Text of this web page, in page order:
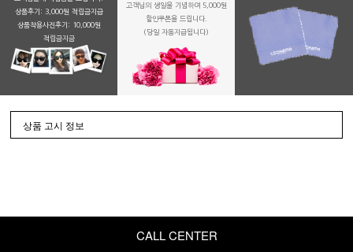
상품후기: 3,000원 적립금지급
상품착용사진후기: 10,000원
적립금지금
고객님의 생일을 기념하여 5,000원
할인쿠폰을 드립니다.
(당일 자동지급됩니다)
상품 고시 정보
CALL CENTER